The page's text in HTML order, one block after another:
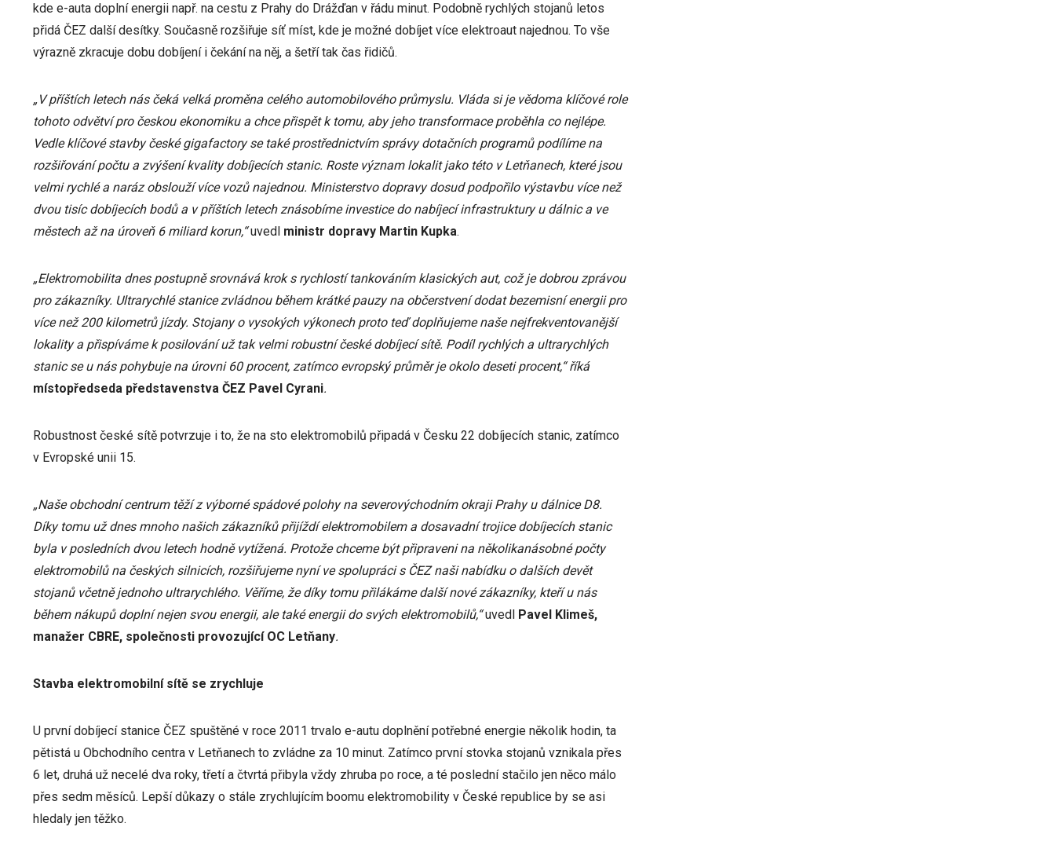
kde e-auta doplní energii např. na cestu z Prahy do Drážďan v řádu minut. Podobně rychlých stojanů letos
přidá ČEZ další desítky. Současně rozšiřuje síť míst, kde je možné dobíjet více elektroaut najednou. To vše
výrazně zkracuje dobu dobíjení i čekání na něj, a šetří tak čas řidičů.
„V příštích letech nás čeká velká proměna celého automobilového průmyslu. Vláda si je vědoma klíčové role
tohoto odvětví pro českou ekonomiku a chce přispět k tomu, aby jeho transformace proběhla co nejlépe.
Vedle klíčové stavby české gigafactory se také prostřednictvím správy dotačních programů podílíme na
rozšiřování počtu a zvýšení kvality dobíjecích stanic. Roste význam lokalit jako této v Letňanech, které jsou
velmi rychlé a naráz obslouží více vozů najednou. Ministerstvo dopravy dosud podpořilo výstavbu více než
dvou tisíc dobíjecích bodů a v příštích letech znásobíme investice do nabíjecí infrastruktury u dálnic a ve
městech až na úroveň 6 miliard korun,“uvedl ministr dopravy Martin Kupka.
„Elektromobilita dnes postupně srovnává krok s rychlostí tankováním klasických aut, což je dobrou zprávou
pro zákazníky. Ultrarychlé stanice zvládnou během krátké pauzy na občerstvení dodat bezemisní energii pro
více než 200 kilometrů jízdy. Stojany o vysokých výkonech proto teď doplňujeme naše nejfrekventovanější
lokality a přispíváme k posilování už tak velmi robustní české dobíjecí sítě. Podíl rychlých a ultrarychlých
stanic se u nás pohybuje na úrovni 60 procent, zatímco evropský průměr je okolo deseti procent,“ říká
místopředseda představenstva ČEZ Pavel Cyrani.
Robustnost české sítě potvrzuje i to, že na sto elektromobilů připadá v Česku 22 dobíjecích stanic, zatímco
v Evropské unii 15.
„Naše obchodní centrum těží z výborné spádové polohy na severovýchodním okraji Prahy u dálnice D8.
Díky tomu už dnes mnoho našich zákazníků přijíždí elektromobilem a dosavadní trojice dobíjecích stanic
byla v posledních dvou letech hodně vytížená. Protože chceme být připraveni na několikanásobné počty
elektromobilů na českých silnicích, rozšiřujeme nyní ve spolupráci s ČEZ naši nabídku o dalších devět
stojanů včetně jednoho ultrarychlého. Věříme, že díky tomu přilákáme další nové zákazníky, kteří u nás
během nákupů doplní nejen svou energii, ale také energii do svých elektromobilů,“uvedl
Pavel Klimeš,
manažer CBRE, společnosti provozující OC Letňany.
Stavba elektromobilní sítě se zrychluje
U první dobíjecí stanice ČEZ spuštěné v roce 2011 trvalo e-autu doplnění potřebné energie několik hodin, ta
pětistá u Obchodního centra v Letňanech to zvládne za 10 minut. Zatímco první stovka stojanů vznikala přes
6 let, druhá už necelé dva roky, třetí a čtvrtá přibyla vždy zhruba po roce, a té poslední stačilo jen něco málo
přes sedm měsíců. Lepší důkazy o stále zrychlujícím boomu elektromobility v České republice by se asi
hledaly jen těžko.